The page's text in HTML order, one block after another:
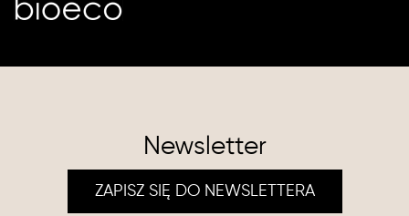
Newsletter
ZAPISZ SIĘ DO NEWSLETTERA